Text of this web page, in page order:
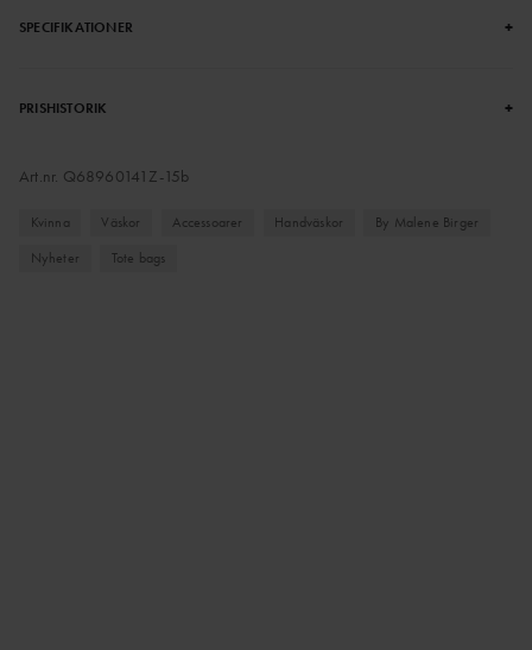
SPECIFIKATIONER +
PRISHISTORIK +
Art.nr. Q68960141Z-15b
Kvinna Väskor Accessoarer Handväskor
By Malene Birger
Nyheter
Tote bags